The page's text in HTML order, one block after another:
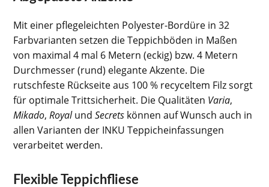
Mit einer pflegeleichten Polyester-Bordüre in 32
Farbvarianten setzen die Teppichböden in Maßen
von maximal 4 mal 6 Metern (eckig) bzw. 4 Metern
Durchmesser (rund) elegante Akzente. Die
rutschfeste Rückseite aus 100 % recyceltem Filz sorgt
für optimale Trittsicherheit. Die Qualitäten Varia,
Mikado,RoyalundSecrets können auf Wunsch auch in
allen Varianten der INKU Teppicheinfassungen
verarbeitet werden.
Flexible Teppichfliese